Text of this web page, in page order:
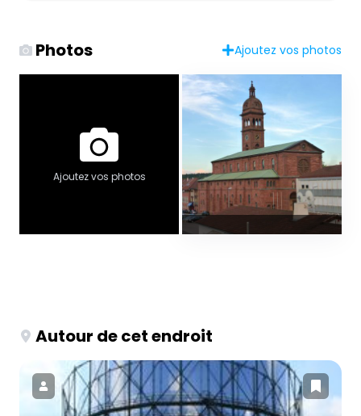
Photos Ajoutez vos photos
Ajoutez vos photos
Autour de cet endroit